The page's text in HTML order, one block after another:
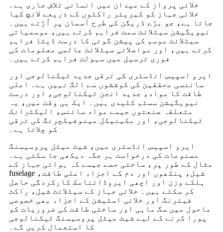
خلائی پرواز کے میدان میں انسانی تلاش جاری ہے۔
خلائی جہاز کو کیریئر راکٹوں کے ذریعے لانچ کیا
جاتا ہے، جو بڑے ڈریگن کی طرح آسمان پر اُڑتے ہیں۔
نیویگیشن سیٹلائٹ سمت فراہم کرتے ہیں، موسمیاتی
سیٹلائٹ موسم کی پیشن گوئی کا درست ڈیٹا فراہم
کرتے ہیں، اور مواصلاتی سیٹلائٹ عالمی معلومات کی
فوری ترسیل میں سہولت فراہم کرتے ہیں۔
ایرو اسپیس انڈسٹری کی ترقی جدید ٹیکنالوجی اور
سائنسی محققین کی کوششوں سے الگ نہیں ہے۔ اعلی
طاقت کا مواد، جدید انجن ٹیکنالوجی، اور درست
نیویگیشن سسٹم کلیدی ہیں۔ ایک ہی وقت میں، یہ
متعلقہ صنعتوں جیسے مواد سائنس، الیکٹرانک
ٹیکنالوجی، اور مکینیکل مینوفیکچرنگ کی ترقی
کو چلاتا ہے۔
ایرو اسپیس انڈسٹری میں، شیٹ میٹل پروسیسنگ
مصنوعات کی درخواست ہر جگہ دیکھی جا سکتی ہے۔
مثال کے طور پر، ساختی حصے جیسے کہ ہوائی جہاز کے
fuselage شیل، پنکھوں اور دم کے اجزاء اعلی طاقت،
ہلکے وزن اور اچھی ایروڈائنامک کارکردگی حاصل
کر سکتے ہیں۔ خلائی جہاز کے سیٹلائٹ شیل، راکٹ
فیئرنگ اور خلائی اسٹیشن کے اجزاء بھی خصوصی
ماحول میں سگ ماہی اور ساختی طاقت کی ضروریات کو
پورا کرنے کے لیے شیٹ میٹل پروسیسنگ ٹیکنالوجی
کا استعمال کریں گے۔